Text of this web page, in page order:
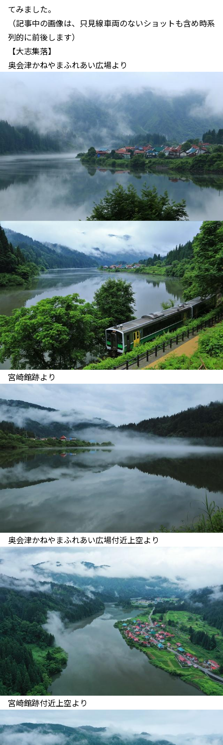
てみました。
（記事中の画像は、只見線車両のないショットも含め時系
列的に前後します）
【大志集落】
奥会津かねやまふれあい広場より
宮崎館跡より
奥会津かねやまふれあい広場付近上空より
宮崎館跡付近上空より